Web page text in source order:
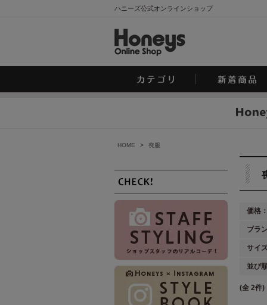
ハニーズ公式オンラインショップ
HOME > 喪服
価格
ブラ
サイ
並び
(全 2件)